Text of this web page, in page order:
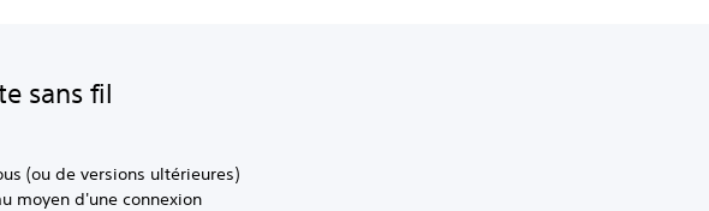
sans fil
(ou de versions ultérieures)
moyen d'une connexion